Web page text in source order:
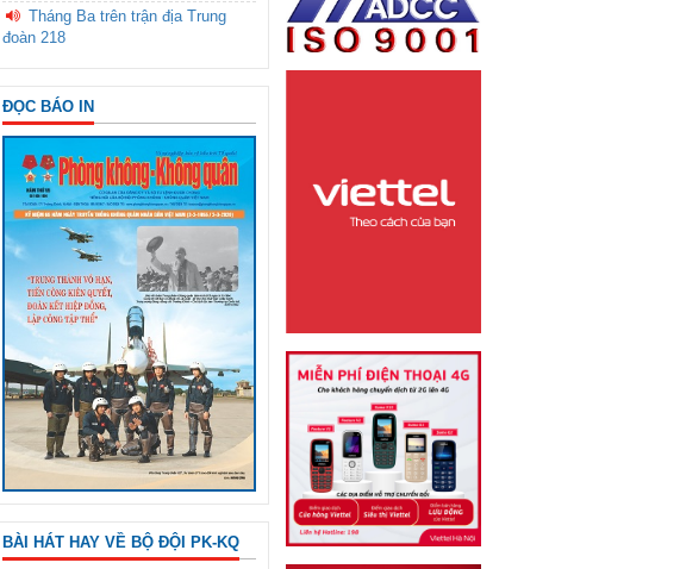
Tháng Ba trên trận địa Trung
đoàn 218
ĐỌC BÁO IN
BÀI HÁT HAY VỀ BỘ ĐỘI PK-KQ